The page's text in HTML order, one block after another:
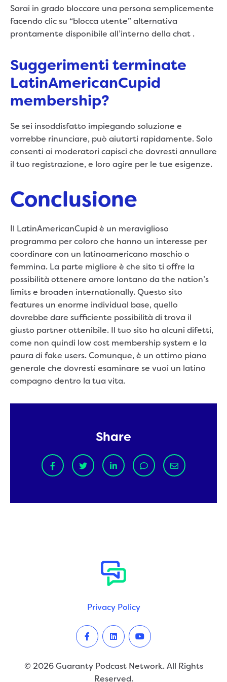
Sarai in grado bloccare una persona semplicemente
facendo clic su “blocca utente” alternativa
prontamente disponibile all’interno della chat .
Suggerimenti terminate
LatinAmericanCupid
membership?
Se sei insoddisfatto impiegando soluzione e
vorrebbe rinunciare, può aiutarti rapidamente. Solo
consenti ai moderatori capisci che dovresti annullare
il tuo registrazione, e loro agire per le tue esigenze.
Conclusione
Il LatinAmericanCupid è un meraviglioso
programma per coloro che hanno un interesse per
coordinare con un latinoamericano maschio o
femmina. La parte migliore è che sito ti offre la
possibilità ottenere amore lontano da the nation’s
limits e broaden internationally. Questo sito
features un enorme individual base, quello
dovrebbe dare sufficiente possibilità di trova il
giusto partner ottenibile. Il tuo sito ha alcuni difetti,
come non quindi low cost membership system e la
paura di fake users. Comunque, è un ottimo piano
generale che dovresti esaminare se vuoi un latino
compagno dentro la tua vita.
Share
Privacy Policy
FacebookLinkedInYoutube
© 2026 Guaranty Podcast Network. All Rights
Reserved.